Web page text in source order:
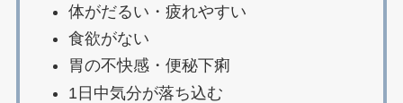
体がだるい・疲れやすい
食欲がない
胃の不快感・便秘下痢
1日中気分が落ち込む